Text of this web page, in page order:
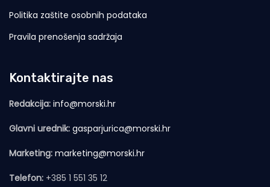
Politika zaštite osobnih podataka
Pravila prenošenja sadržaja
Kontaktirajte nas
Redakcija: info@morski.hr
Glavni urednik: gasparjurica@morski.hr
Marketing: marketing@morski.hr
Telefon: +385 1 551 35 12